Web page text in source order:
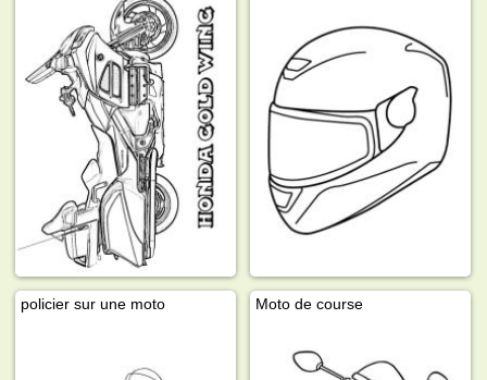
policier sur une moto Moto de course